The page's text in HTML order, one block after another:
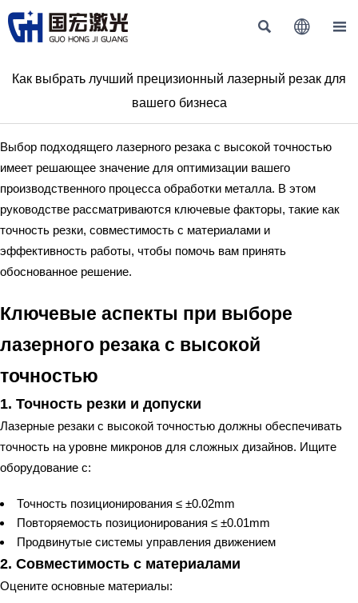
  
Как выбрать лучший прецизионный лазерный резак для
вашего бизнеса
Выбор подходящего лазерного резака с высокой точностью
имеет решающее значение для оптимизации вашего
производственного процесса обработки металла. В этом
руководстве рассматриваются ключевые факторы, такие как
точность резки, совместимость с материалами и
эффективность работы, чтобы помочь вам принять
обоснованное решение.
Ключевые аспекты при выборе
лазерного резака с высокой
точностью
1. Точность резки и допуски
Лазерные резаки с высокой точностью должны обеспечивать
точность на уровне микронов для сложных дизайнов. Ищите
оборудование с:
Точность позиционирования ≤ ±0.02mm
Повторяемость позиционирования ≤ ±0.01mm
Продвинутые системы управления движением
2. Совместимость с материалами
Оцените основные материалы: